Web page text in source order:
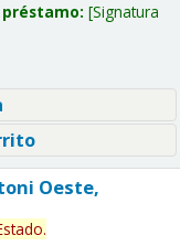
Signatura
Oeste,
.